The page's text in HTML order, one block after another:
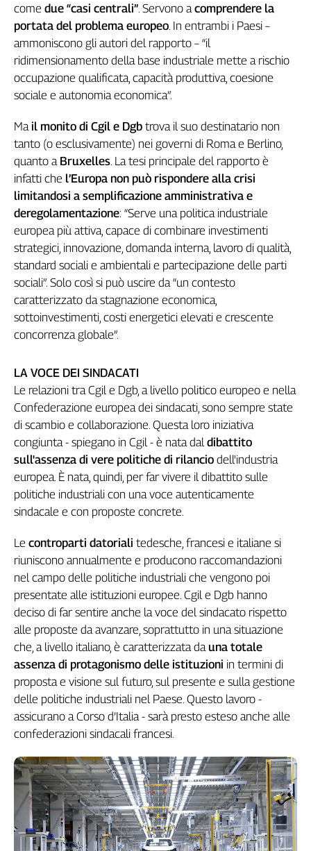
Abruzzo-
Molise
Alto
Adige
Basilicata
Calabria
Emilia-
Romagna
Friuli
Venezia
Giulia
Lazio
Liguria
Lombardia
Marche
Piemonte
Puglia
Sardegna
Sicilia
Trentino
Umbria
Valle
D'Aosta
Veneto
Archivio
Storico
1955-
2014
Cerca
Contatti
redazione
Newsletter
Social
come due “casi centrali”. Servono a comprendere la
portata del problema europeo. In entrambi i Paesi –
ammoniscono gli autori del rapporto – “il
ridimensionamento della base industriale mette a rischio
occupazione qualificata, capacità produttiva, coesione
sociale e autonomia economica”.
Ma il monito di Cgil e Dgb trova il suo destinatario non
tanto (o esclusivamente) nei governi di Roma e Berlino,
quanto a Bruxelles. La tesi principale del rapporto è
infatti che l’Europa non può rispondere alla crisi
limitandosi a semplificazione amministrativa e
deregolamentazione: “Serve una politica industriale
europea più attiva, capace di combinare investimenti
strategici, innovazione, domanda interna, lavoro di qualità,
standard sociali e ambientali e partecipazione delle parti
sociali”. Solo così si può uscire da “un contesto
caratterizzato da stagnazione economica,
sottoinvestimenti, costi energetici elevati e crescente
concorrenza globale”.
LA VOCE DEI SINDACATI
Le relazioni tra Cgil e Dgb, a livello politico europeo e nella
Confederazione europea dei sindacati, sono sempre state
di scambio e collaborazione. Questa loro iniziativa
congiunta - spiegano in Cgil - è nata dal dibattito
sull'assenza di vere politiche di rilancio dell'industria
europea. È nata, quindi, per far vivere il dibattito sulle
politiche industriali con una voce autenticamente
sindacale e con proposte concrete.
Le controparti datoriali tedesche, francesi e italiane si
riuniscono annualmente e producono raccomandazioni
nel campo delle politiche industriali che vengono poi
presentate alle istituzioni europee. Cgil e Dgb hanno
deciso di far sentire anche la voce del sindacato rispetto
alle proposte da avanzare, soprattutto in una situazione
che, a livello italiano, è caratterizzata da una totale
assenza di protagonismo delle istituzioni in termini di
proposta e visione sul futuro, sul presente e sulla gestione
delle politiche industriali nel Paese. Questo lavoro -
assicurano a Corso d’Italia - sarà presto esteso anche alle
confederazioni sindacali francesi.